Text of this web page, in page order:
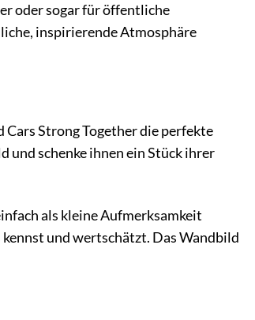
oder sogar für öffentliche
inspirierende Atmosphäre
Cars Strong Together die perfekte
und schenke ihnen ein Stück ihrer
als kleine Aufmerksamkeit
und wertschätzt. Das Wandbild